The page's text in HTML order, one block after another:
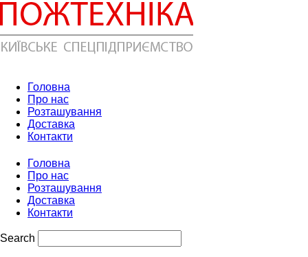
Головна
Про нас
Розташування
Доставка
Контакти
Головна
Про нас
Розташування
Доставка
Контакти
Search